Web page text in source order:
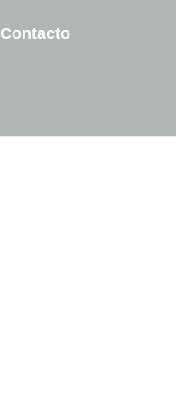
Contacto